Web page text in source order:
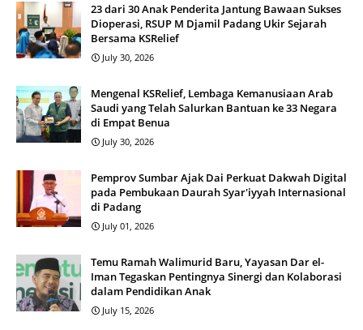
23 dari 30 Anak Penderita Jantung Bawaan Sukses
Dioperasi, RSUP M Djamil Padang Ukir Sejarah
Bersama KSRelief
July 30, 2026
Mengenal KSRelief, Lembaga Kemanusiaan Arab
Saudi yang Telah Salurkan Bantuan ke 33 Negara
di Empat Benua
July 30, 2026
Pemprov Sumbar Ajak Dai Perkuat Dakwah Digital
pada Pembukaan Daurah Syar'iyyah Internasional
di Padang
July 01, 2026
Temu Ramah Walimurid Baru, Yayasan Dar el-
Iman Tegaskan Pentingnya Sinergi dan Kolaborasi
dalam Pendidikan Anak
July 15, 2026